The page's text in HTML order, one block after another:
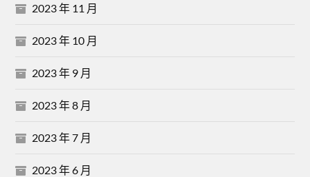
2023 年 11 月
2023 年 10 月
2023 年 9 月
2023 年 8 月
2023 年 7 月
2023 年 6 月